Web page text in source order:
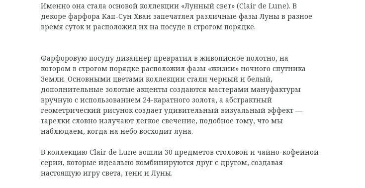
Именно она стала основой коллекции «Лунный свет» (Clair de Lune). В
декоре фарфора Кап-Сун Хван запечатлел различные фазы Луны в разное
время суток и расположил их на посуде в строгом порядке.
Фарфоровую посуду дизайнер превратил в живописное полотно, на
котором в строгом порядке расположил фазы «жизни» ночного спутника
Земли. Основными цветами коллекции стали черный и белый,
дополнительные золотые акценты создаются мастерами мануфактуры
вручную с использованием 24-каратного золота, а абстрактный
геометрический рисунок создает удивительный визуальный эффект —
тарелки словно излучают легкое свечение, подобное тому, что мы
наблюдаем, когда на небо восходит луна.
В коллекцию Clair de Lune вошли 30 предметов столовой и чайно-кофейной
серии, которые идеально комбинируются друг с другом, создавая
настоящую игру света, тени и Луны.